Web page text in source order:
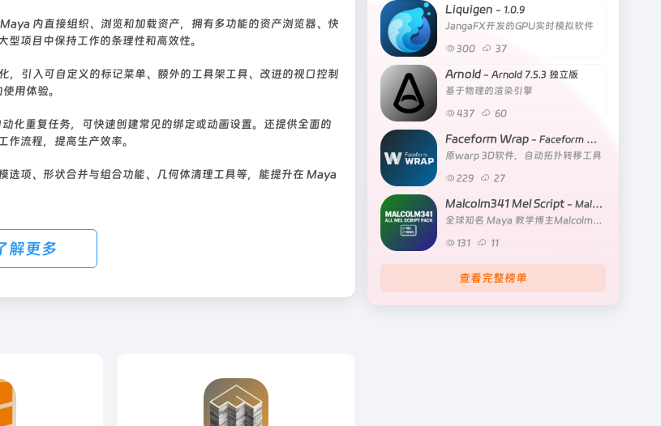
内直接组织、浏览和加载资产，拥有多功能的资产浏览器、快
项目中保持工作的条理性和高效性。
，引入可自定义的标记菜单、额外的工具架工具、改进的视口控制
用体验。
化重复任务，可快速创建常见的绑定或动画设置。还提供全面的
作流程，提高生产效率。
选项、形状合并与组合功能、几何体清理工具等，能提升在 Maya
解更多
Liquigen - 1.0.9
JangaFX开发的GPU实时模拟软件
300
37
Arnold - Arnold 7.5.3 独立版
基于物理的渲染引擎
437
60
Faceform Wrap - Faceform Wrap 2025.11.14
原warp 3D软件，自动拓扑转移工具
229
27
Malcolm341 Mel Script - Malcolm341 Mel Script Mega Pack v20.1
全球知名 Maya 教学博主Malcolm341开发的一站式 Maya 原生 MEL 脚本合集
131
11
查看完整榜单